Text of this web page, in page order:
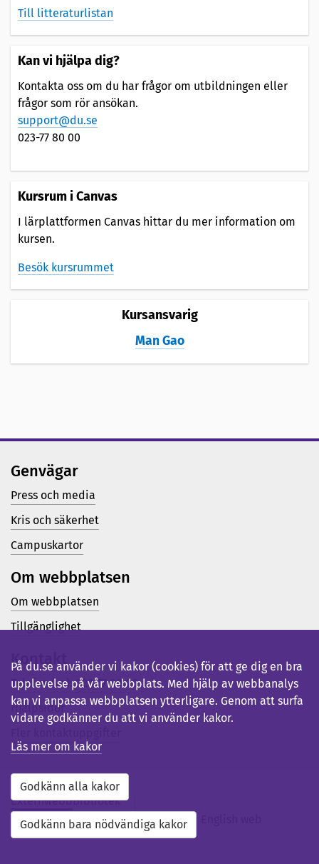
Till litteraturlistan
Kan vi hjälpa dig?
Kontakta oss om du har frågor om utbildningen eller
frågor som rör ansökan.
support@du.se
023-77 80 00
Kursrum i Canvas
I lärplattformen Canvas hittar du mer information om
kursen.
Besök kursrummet
Kursansvarig
Man Gao
Genvägar
Press och media
Kris och säkerhet
Campuskartor
Om webbplatsen
Om webbplatsen
Tillgänglighet
Kontakt
Telefon (vx): 023-77 80 00
Hjälpsidor
ExternwebbBibliotek
Studentwebb
Medarbetarwebb
På du.se använder vi kakor (cookies) för att ge dig en bra
upplevelse på vår webbplats. Med hjälp av webbanalys
kan vi anpassa webbplatsen ytterligare. Genom att surfa
vidare godkänner du att vi använder kakor.
Läs mer om kakor
Godkänn alla kakor
Godkänn bara nödvändiga kakor